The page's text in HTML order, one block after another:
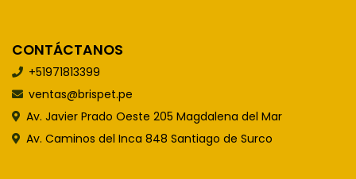
CONTÁCTANOS
+51971813399
ventas@brispet.pe
Av. Javier Prado Oeste 205 Magdalena del Mar
Av. Caminos del Inca 848 Santiago de Surco